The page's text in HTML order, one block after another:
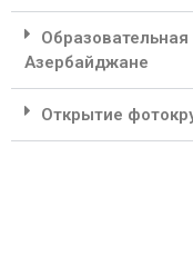
Азербайджане
Открытие